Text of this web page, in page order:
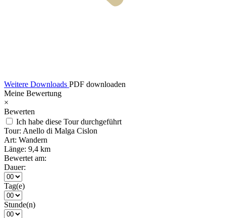
Weitere Downloads PDF downloaden
Meine Bewertung
×
Bewerten
Ich habe diese Tour durchgeführt
Tour: Anello di Malga Cislon
Art: Wandern
Länge: 9,4 km
Bewertet am:
Dauer:
Tag(e)
Stunde(n)